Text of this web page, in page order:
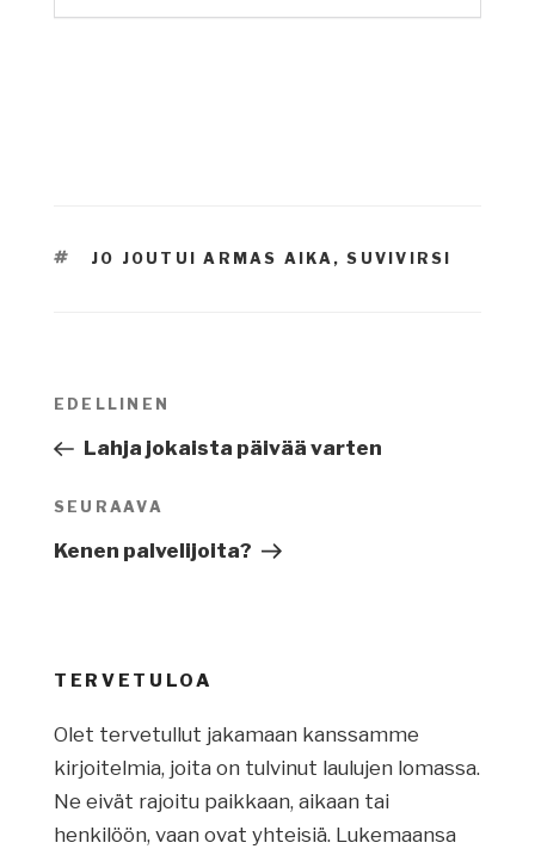
AVAINSANAT
JO JOUTUI ARMAS AIKA ,SUVIVIRSI
Artikkelien
Edellinen
artikkeli
EDELLINEN
Lahja jokaista päivää varten
Seuraava
artikkeli
SEURAAVA
Kenen palvelijoita?
TERVETULOA
Olet tervetullut jakamaan kanssamme
kirjoitelmia, joita on tulvinut laulujen lomassa.
Ne eivät rajoitu paikkaan, aikaan tai
henkilöön, vaan ovat yhteisiä. Lukemaansa